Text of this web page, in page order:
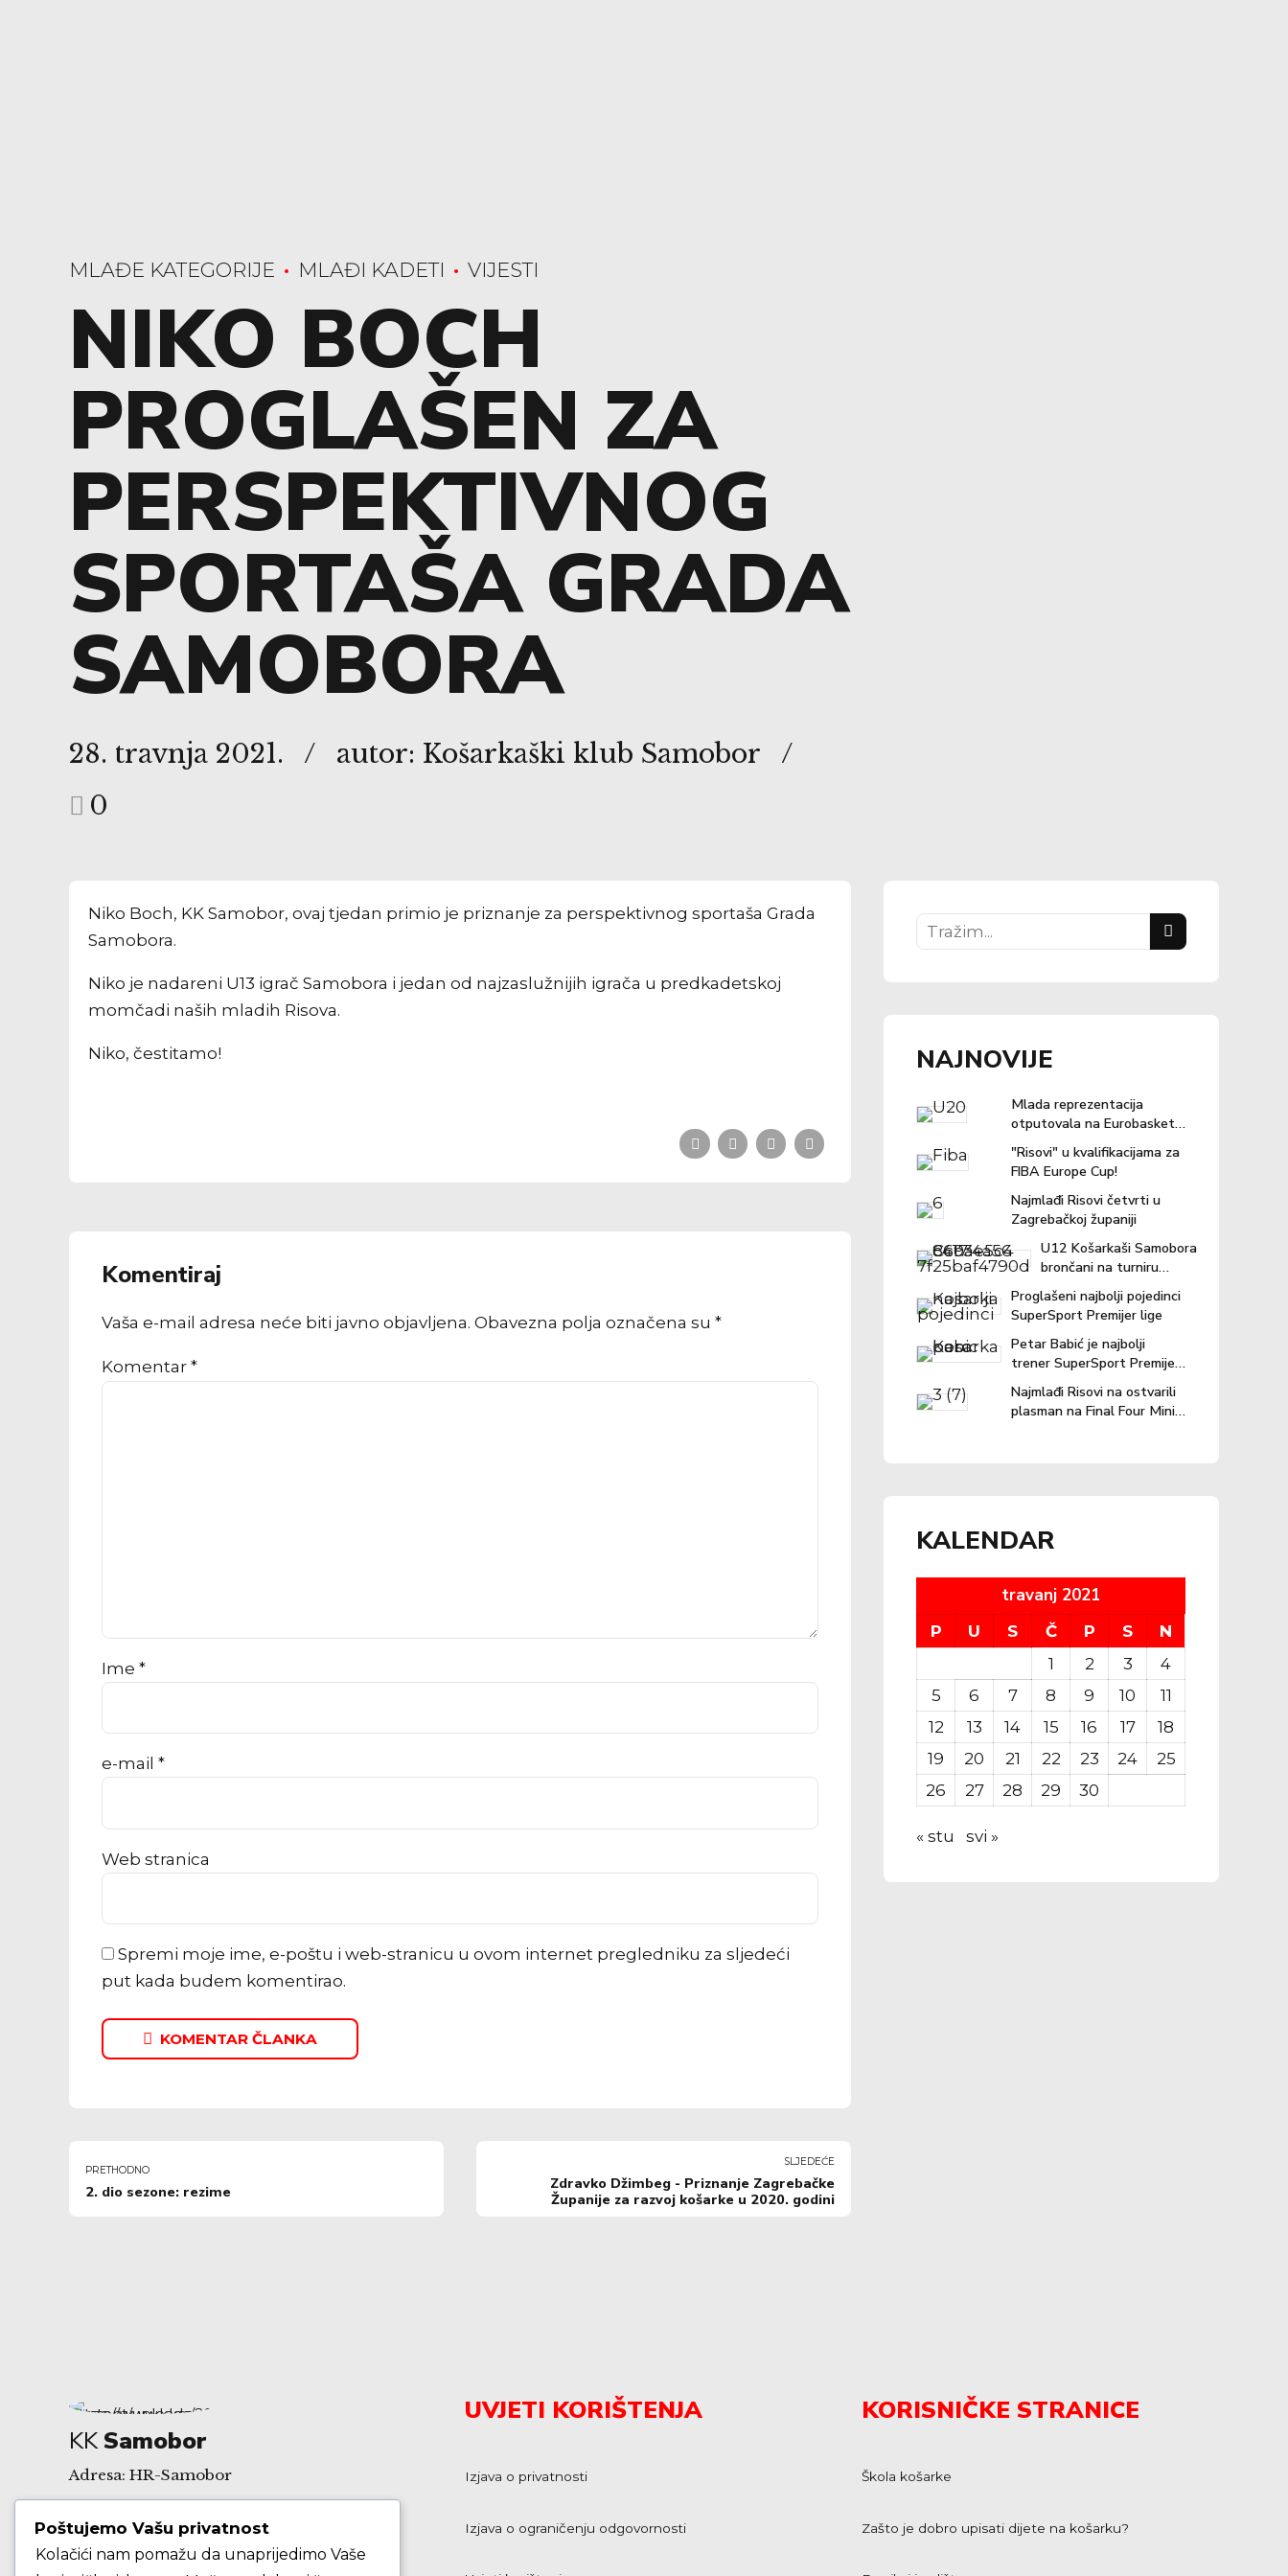
MLAĐE KATEGORIJE MLAĐI KADETI VIJESTI
NIKO BOCH
PROGLAŠEN ZA
PERSPEKTIVNOG
SPORTAŠA GRADA
SAMOBORA
28. travnja 2021.
autor: Košarkaški klub Samobor
0
Niko Boch, KK Samobor, ovaj tjedan primio je priznanje za perspektivnog sportaša Grada
Samobora.
Niko je nadareni U13 igrač Samobora i jedan od najzaslužnijih igrača u predkadetskoj
momčadi naših mladih Risova.
Niko, čestitamo!
Komentiraj
Vaša e-mail adresa neće biti javno objavljena. Obavezna polja označena su *
Komentar *
Ime *
e-mail *
Web stranica
Spremi moje ime, e-poštu i web-stranicu u ovom internet pregledniku za sljedeći
put kada budem komentirao.
KOMENTAR ČLANKA
PRETHODNO
2. dio sezone: rezime
SLJEDEĆE
Zdravko Džimbeg - Priznanje Zagrebačke
Županije za razvoj košarke u 2020. godini
NAJNOVIJE
Mlada reprezentacija
otputovala na Eurobasket u
Ljubljanu
"Risovi" u kvalifikacijama za
FIBA Europe Cup!
Najmlađi Risovi četvrti u
Zagrebačkoj županiji
U12 Košarkaši Samobora
brončani na turniru
"Povratak košarci"
Proglašeni najbolji pojedinci
SuperSport Premijer lige
Petar Babić je najbolji
trener SuperSport Premijer
lige u prošloj sezoni!
Najmlađi Risovi na ostvarili
plasman na Final Four Mini
KALENDAR
travanj 2021
P U S Č P S
N
1
2 3
4
5
6 7 8 9 10
11
12
13 14 15 16 17
18
19
20 21 22 23 24
25
26
27 28 29 30
« stu svi »
KKSamobor
Adresa: HR-Samobor
Andrije Hebranga 26A
UVJETI KORIŠTENJA
Izjava o privatnosti
Izjava o ograničenju odgovornosti
KORISNIČKE STRANICE
Škola košarke
Zašto je dobro upisati dijete na košarku?
Poštujemo Vašu privatnost
Kolačići nam pomažu da unaprijedimo Vaše